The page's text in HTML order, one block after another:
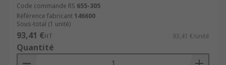
Code commande RS 655-305
Référence fabricant 146600
Sous-total (1 unité)
93,41 €HT 93,41 €/unité
Quantité